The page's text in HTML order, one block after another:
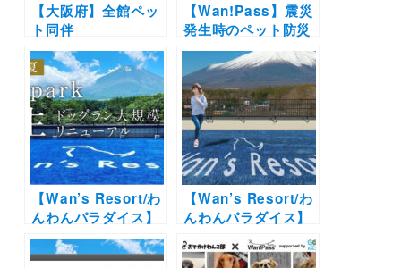
【大阪府】全館ペッ
ト同伴
OK「WHATAWON
」を徹底取材！フー
ドコートもOK？同
伴マナーやルール
は？
【Wan!Pass】震災
発生時のペット防災
を支援する機能を追
加！知識や情報を学
んで愛犬との同行避
難に備えよう！
【Wan’s Resort/わ
んわんパラダイス】
ドッグランを大幅リ
ニューアルした
【Wan’s Resort/わ
んわんパラダイス】
今夏より各施設の屋
外ドッグランリニュ